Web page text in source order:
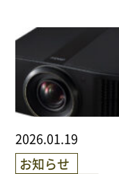
2026.01.19
お知らせ